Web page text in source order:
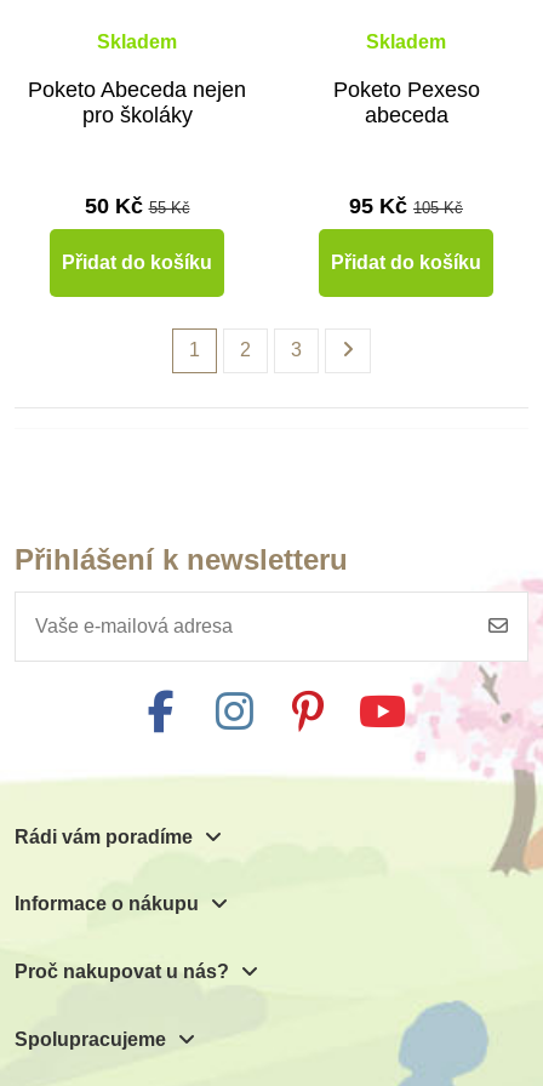
Skladem
Poketo Abeceda nejen
pro školáky
50 Kč55 Kč
Přidat do košíku
Skladem
Poketo Pexeso
abeceda
95 Kč 105 Kč
Přidat do košíku
1 2 3
Přihlášení k newsletteru
Rádi vám poradíme
Informace o nákupu
Proč nakupovat u nás?
Spolupracujeme